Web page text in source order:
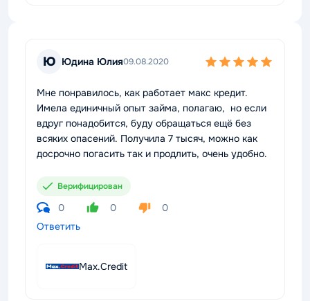
Ю Юдина Юлия09.08.2020
Мне понравилось, как работает макс кредит.
Имела единичный опыт займа, полагаю, но если
вдруг понадобится, буду обращаться ещё без
всяких опасений. Получила 7 тысяч, можно как
досрочно погасить так и продлить, очень удобно.
Верифицирован
0 0
0
Ответить
Max.Credit